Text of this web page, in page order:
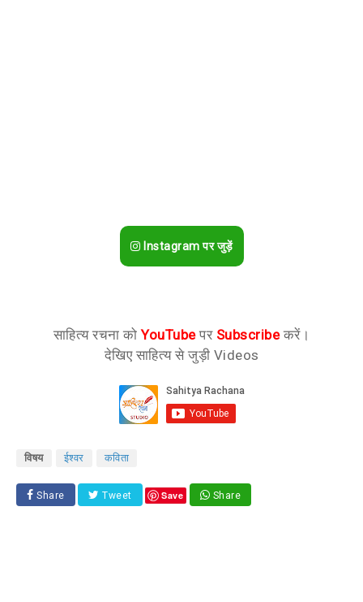
Instagram पर जुड़ें
साहित्य रचना कोYouTubeपर Subscribeकरें।
देखिए साहित्य से जुड़ी Videos
विषय ईश्वर कविता
Share Tweet Save Share